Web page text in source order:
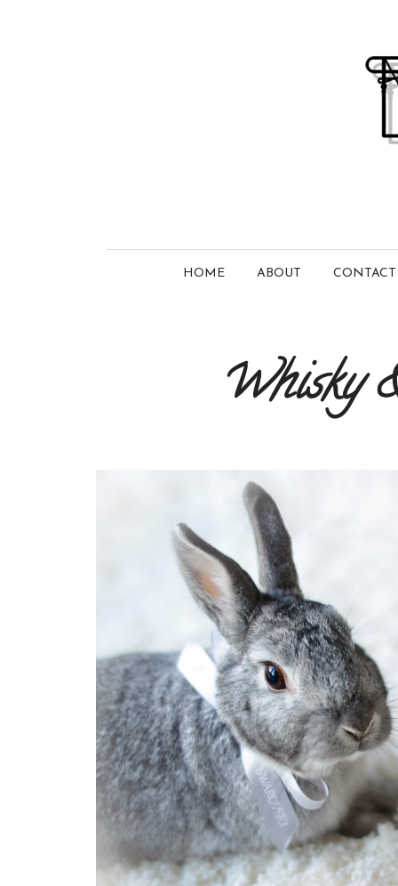
HOME ABOUT CONTACT
Whisky